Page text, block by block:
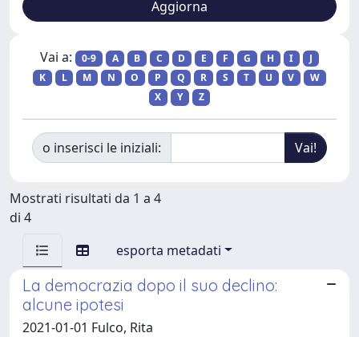
Vai a: 0-9 A B C D E F G H I
J
K
L M N O P Q R S T U V
W
X
Y Z
o inserisci le iniziali:
Mostrati risultati da 1 a 4
di 4
esporta metadati
La democrazia dopo il suo declino:
alcune ipotesi
2021-01-01 Fulco, Rita